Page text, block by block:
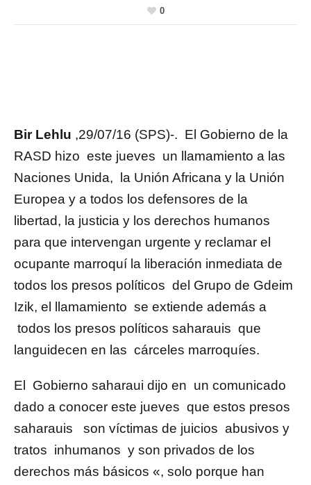
0
Bir Lehlu ,29/07/16 (SPS)-. El Gobierno de la
RASD hizo este jueves un llamamiento a las
Naciones Unida, la Unión Africana y la Unión
Europea y a todos los defensores de la
libertad, la justicia y los derechos humanos
para que intervengan urgente y reclamar el
ocupante marroquí la liberación inmediata de
todos los presos políticos del Grupo de Gdeim
Izik, el llamamiento se extiende además a
todos los presos políticos saharauis que
languidecen en las cárceles marroquíes.
El Gobierno saharaui dijo en un comunicado
dado a conocer este jueves que estos presos
saharauis son víctimas de juicios abusivos y
tratos inhumanos y son privados de los
derechos más básicos «, solo porque han